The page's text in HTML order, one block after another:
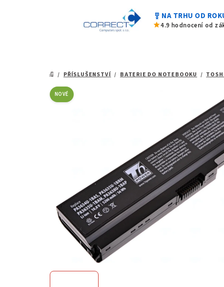
military_tech NA TRHU OD
star4.9 hodnocení od
DOMŮ
/ PŘÍSLUŠENSTVÍ / BATERIE DO NOTEBOOKU /
NOVÉ
hvězdiček.